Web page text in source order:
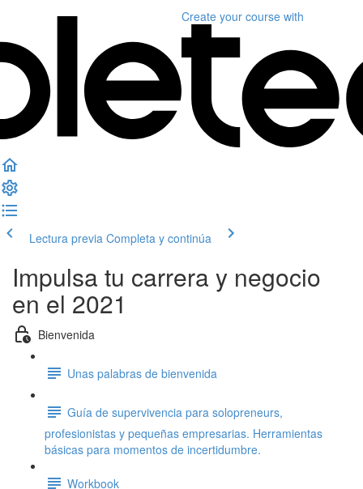
Create your course with
Lectura previa Completa y continúa
Impulsa tu carrera y negocio
en el 2021
Bienvenida
Unas palabras de bienvenida
Guía de supervivencia para solopreneurs,
profesionistas y pequeñas empresarias. Herramientas
básicas para momentos de incertidumbre.
Workbook